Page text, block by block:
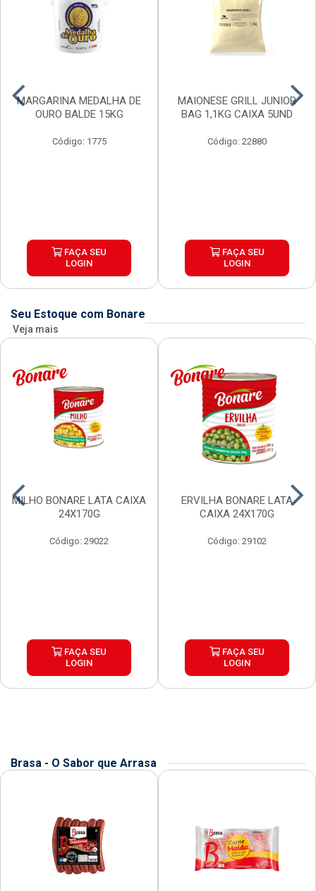
MARGARINA MEDALHA DE
OURO BALDE 15KG
Código: 1775
FAÇA SEU
LOGIN
MAIONESE GRILL JUNIOR
BAG 1,1KG CAIXA 5UND
Código: 22880
FAÇA SEU
LOGIN
Seu Estoque com Bonare
Veja mais
MILHO BONARE LATA CAIXA
24X170G
Código: 29022
FAÇA SEU
LOGIN
ERVILHA BONARE LATA
CAIXA 24X170G
Código: 29102
FAÇA SEU
LOGIN
Brasa - O Sabor que Arrasa